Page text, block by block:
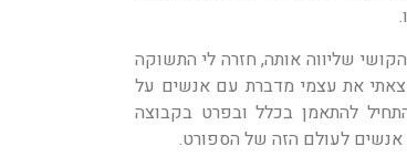
שליווה אותה, חזרה לי התשוקה
את עצמי מדברת עם אנשים על
להתאמן בכלל ובפרט בקבוצה
אנשים לעולם הזה של הספורט.